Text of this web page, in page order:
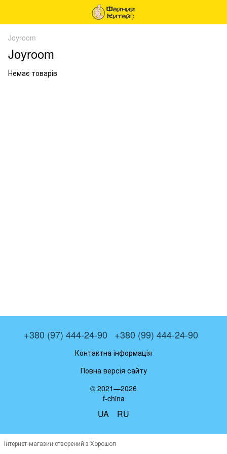
Joyroom
Joyroom
Немає товарів
+380 (97) 444-24-90 +380 (99) 444-24-90
Контактна інформація
Повна версія сайту
© 2021—2026
f-china
UA RU
Інтернет-магазин створений з Хорошоп